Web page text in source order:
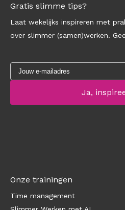
Gratis slimme tips?
Laat wekelijks inspireren met
over slimmer (samen)werken.
Onze trainingen
Time management